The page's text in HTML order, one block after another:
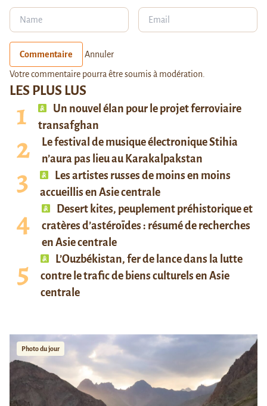
LES PLUS LUS
Un nouvel élan pour le projet ferroviaire
transafghan
Le festival de musique électronique Stihia
n’aura pas lieu au Karakalpakstan
Les artistes russes de moins en moins
accueillis en Asie centrale
Desert kites, peuplement préhistorique et
cratères d’astéroïdes : résumé de recherches
en Asie centrale
L’Ouzbékistan, fer de lance dans la lutte
contre le trafic de biens culturels en Asie
centrale
Photo du jour
Commentaire Annuler
Votre commentaire pourra être soumis à modération.